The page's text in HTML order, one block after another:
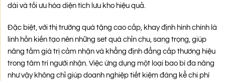
dài và tối ưu hóa diện tích lưu kho hiệu quả.
Đặc biệt, với thị trường quà tặng cao cấp, khay định hình chính là
linh hồn kiến tạo nên những set quà chỉn chu, sang trọng, giúp
nâng tầm giá trị cảm nhận và khẳng định đẳng cấp thương hiệu
trong tâm trí người nhận. Việc ứng dụng một loại bao bì đa năng
như vậy không chỉ giúp doanh nghiệp tiết kiệm đáng kể chi phí